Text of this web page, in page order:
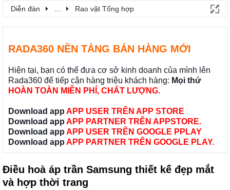
Diễn đàn Rao vặt Tổng hợp
RADA360 NỀN TẢNG BÁN HÀNG MỚI
Hiện tại, bạn có thể đưa cơ sở kinh doanh của mình lên
Rada360 để tiếp cận hàng triệu khách hàng: Mọi thứ
HOÀN TOÀN MIỄN PHÍ, CHẤT LƯỢNG.
Download app APP USER TRÊN APP STORE
Download app APP PARTNER TRÊN APPSTORE.
Download app APP USER TRÊN GOOGLE PPLAY
Download app APP PARTNER TRÊN GOOGLE PLAY.
Điều hoà áp trần Samsung thiết kế đẹp mắt
và hợp thời trang